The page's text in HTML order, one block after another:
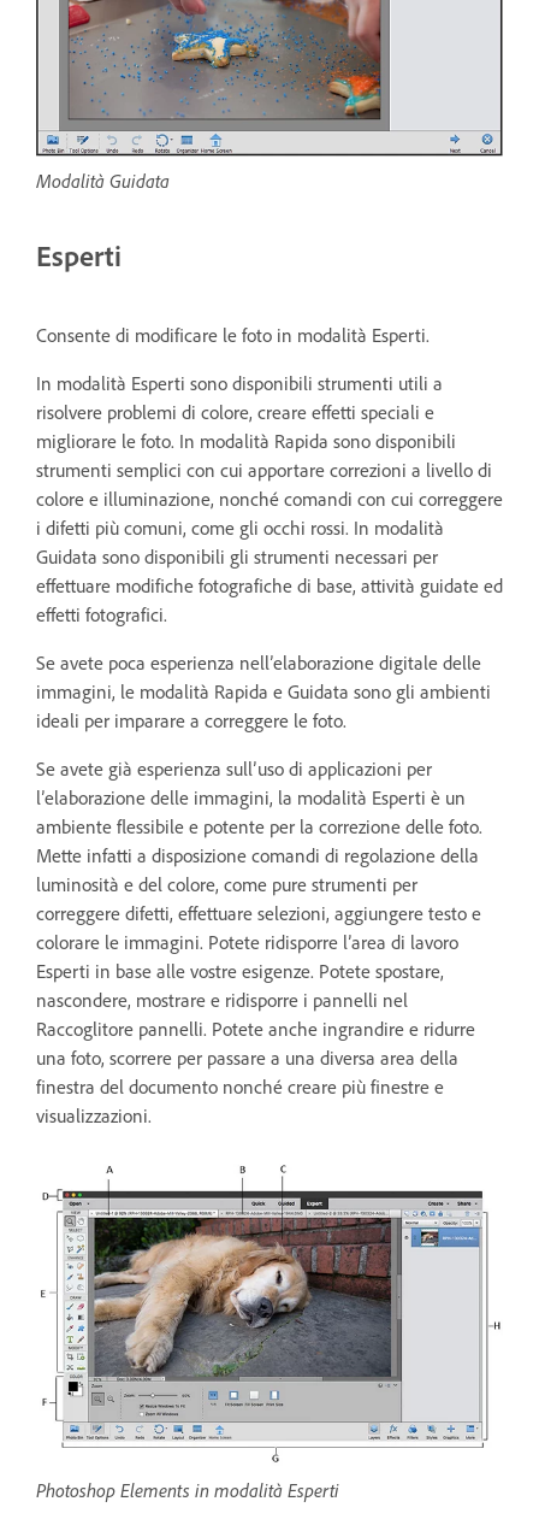
Modalità Guidata
Esperti
Consente di modificare le foto in modalità Esperti.
In modalità Esperti sono disponibili strumenti utili a
risolvere problemi di colore, creare effetti speciali e
migliorare le foto. In modalità Rapida sono disponibili
strumenti semplici con cui apportare correzioni a livello di
colore e illuminazione, nonché comandi con cui correggere
i difetti più comuni, come gli occhi rossi. In modalità
Guidata sono disponibili gli strumenti necessari per
effettuare modifiche fotografiche di base, attività guidate ed
effetti fotografici.
Se avete poca esperienza nell’elaborazione digitale delle
immagini, le modalità Rapida e Guidata sono gli ambienti
ideali per imparare a correggere le foto.
Se avete già esperienza sull’uso di applicazioni per
l’elaborazione delle immagini, la modalità Esperti è un
ambiente flessibile e potente per la correzione delle foto.
Mette infatti a disposizione comandi di regolazione della
luminosità e del colore, come pure strumenti per
correggere difetti, effettuare selezioni, aggiungere testo e
colorare le immagini. Potete ridisporre l’area di lavoro
Esperti in base alle vostre esigenze. Potete spostare,
nascondere, mostrare e ridisporre i pannelli nel
Raccoglitore pannelli. Potete anche ingrandire e ridurre
una foto, scorrere per passare a una diversa area della
finestra del documento nonché creare più finestre e
visualizzazioni.
Photoshop Elements in modalità Esperti